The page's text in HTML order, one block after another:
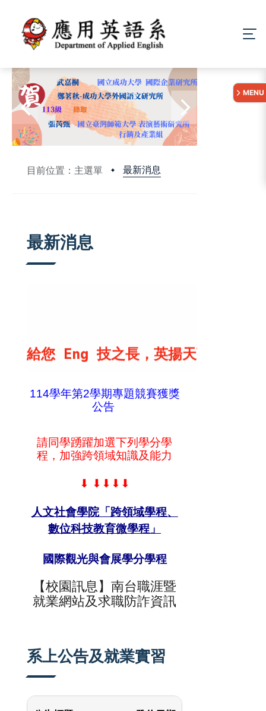
目前位置：主選單 最新消息
MENU
最新消息
No closed doors to those whose
114學年第2學期專題競賽獲獎
公告
請同學踴躍加選下列學分學
程，加強跨領域知識及能力
⬇ ⬇⬇⬇⬇
人文社會學院「跨領域學程、
數位科技教育微學程」
國際觀光與會展學分學程
【校園訊息】 南台職涯暨
就業網站及求職防詐資訊
系上公告及就業實習